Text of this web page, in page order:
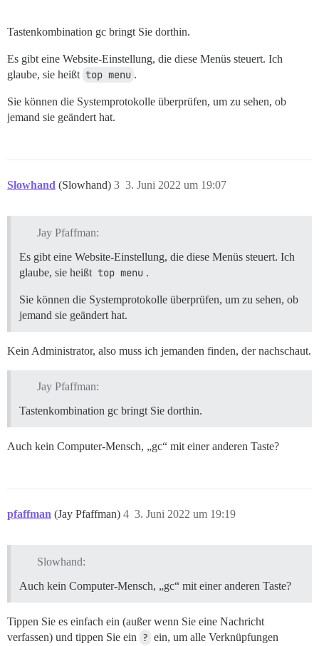
Tastenkombination gc bringt Sie dorthin.
Es gibt eine Website-Einstellung, die diese Menüs steuert. Ich
glaube, sie heißt top menu .
Sie können die Systemprotokolle überprüfen, um zu sehen, ob
jemand sie geändert hat.
Slowhand (Slowhand) 3. Juni 2022 um 19:07
3
Jay Pfaffman:
Es gibt eine Website-Einstellung, die diese Menüs steuert. Ich
glaube, sie heißt top menu .
Sie können die Systemprotokolle überprüfen, um zu sehen, ob
jemand sie geändert hat.
Kein Administrator, also muss ich jemanden finden, der nachschaut.
Jay Pfaffman:
Tastenkombination gc bringt Sie dorthin.
Auch kein Computer-Mensch, „gc“ mit einer anderen Taste?
pfaffman (Jay Pfaffman) 3. Juni 2022 um 19:19
4
Slowhand:
Auch kein Computer-Mensch, „gc“ mit einer anderen Taste?
Tippen Sie es einfach ein (außer wenn Sie eine Nachricht
verfassen) und tippen Sie ein ? ein, um alle Verknüpfungen